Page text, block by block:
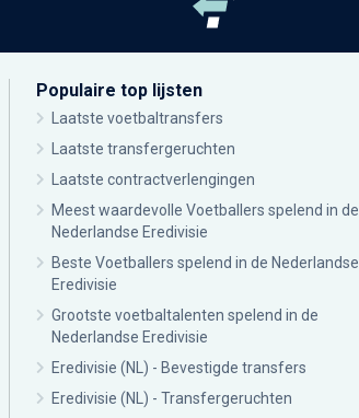
Populaire top lijsten
Laatste voetbaltransfers
Laatste transfergeruchten
Laatste contractverlengingen
Meest waardevolle Voetballers spelend in de
Nederlandse Eredivisie
Beste Voetballers spelend in de Nederlandse
Eredivisie
Grootste voetbaltalenten spelend in de
Nederlandse Eredivisie
Eredivisie (NL) - Bevestigde transfers
Eredivisie (NL) - Transfergeruchten